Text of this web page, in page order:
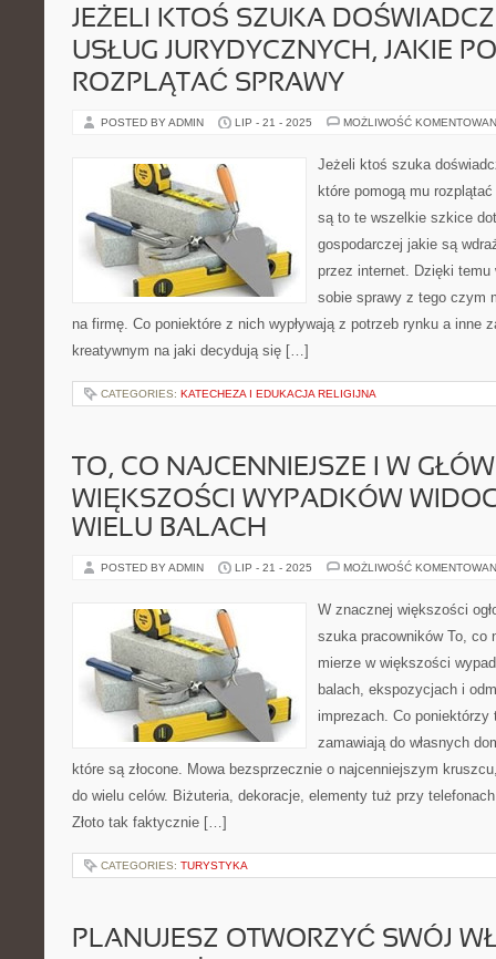
JEŻELI KTOŚ SZUKA
USŁUG JURYDYCZNYCH, JAKIE
ROZPLĄTAĆ SPRAWY
POSTED BY ADMIN LIP - 21 - 2025 MOŻLIWOŚĆ
Jeżeli ktoś szuka
które pomogą mu
są to te wszelkie szkice
gospodarczej jakie są
przez internet. Dzięki
sobie sprawy z tego czym
na firmę. Co poniektóre z nich wypływają z potrzeb rynku a inne
kreatywnym na jaki decydują się […]
CATEGORIES: KATECHEZA I EDUKACJA RELIGIJNA
TO, CO NAJCENNIEJSZE I W
WIĘKSZOŚCI WYPADKÓW
WIELU BALACH
POSTED BY ADMIN LIP - 21 - 2025 MOŻLIWOŚĆ
W znacznej większości
szuka pracowników To, co
mierze w większości
balach, ekspozycjach i
imprezach. Co poniektórzy
zamawiają do własnych
które są złocone. Mowa bezsprzecznie o najcenniejszym
do wielu celów. Biżuteria, dekoracje, elementy tuż przy
Złoto tak faktycznie […]
CATEGORIES: TURYSTYKA
PLANUJESZ OTWORZYĆ SWÓJ